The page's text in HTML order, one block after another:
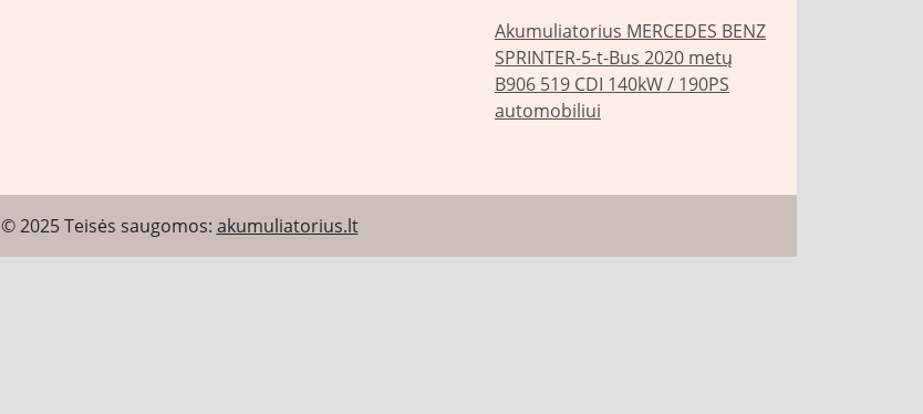
Akumuliatorius MERCEDES BENZ
SPRINTER-5-t-Bus 2020 metų
B906 519 CDI 140kW / 190PS
automobiliui
© 2025 Teisės saugomos: akumuliatorius.lt